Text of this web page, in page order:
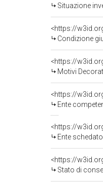
Situazione
Condizione
<https://
Motivi
<https://
Ente competente
<https://
Ente schedatore
<https://
Stato di